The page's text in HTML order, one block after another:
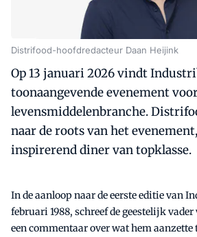
Distrifood-hoofdredacteur Daan Heijink
Op 13 januari 2026 vindt
toonaangevende evenement
levensmiddelenbranche.
naar de roots van het
inspirerend diner van topklasse.
In de aanloop naar de eerste editie van
februari 1988, schreef de geestelijk
een commentaar over wat hem aanzette